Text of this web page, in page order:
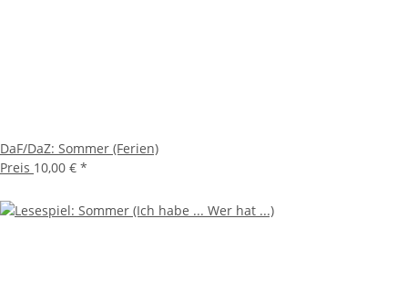
DaF/DaZ: Sommer (Ferien)
Preis 10,00 € *